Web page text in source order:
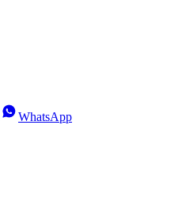
WhatsApp